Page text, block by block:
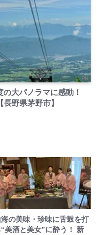
PR
の大パノラマに感動！
野県茅野市】
海の美味・珍味に舌鼓を打
“美酒と美女”に酔う！ 新